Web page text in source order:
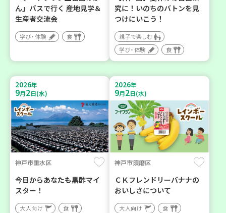
ん」バスで行く 産地見学＆
生産者交流会
学び・体験 食
究に！いのちのバトンを見
つけにいこう！
親子で楽しむ
学び・体験
食
2026年
9月2日(水)
神戸市垂水区
今日からあなたも黒酢マイ
スター！
大人向け 食
2026年
9月2日(水)
神戸市須磨区
ＣＫフレンドリーバナナの
おいしさについて
大人向け 食